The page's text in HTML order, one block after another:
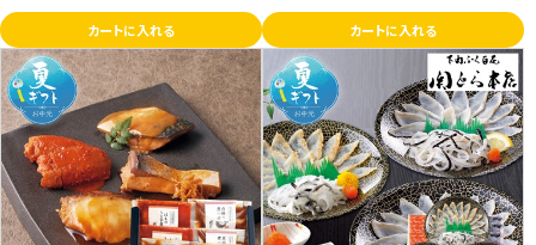
カートに入れる カートに入れる